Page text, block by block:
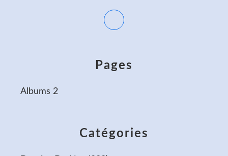
Catégories
Pages
Albums 2